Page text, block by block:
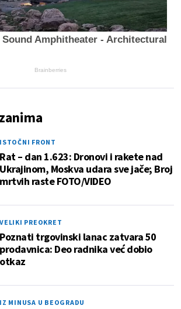
Sound Amphitheater - Architectural
Brainberries
ISTOČNI FRONT
Rat – dan 1.623: Dronovi i rakete nad
Ukrajinom, Moskva udara sve jače; Broj
mrtvih raste FOTO/VIDEO
VELIKI PREOKRET
Poznati trgovinski lanac zatvara 50
prodavnica: Deo radnika već dobio
otkaz
IZ MINUSA U BEOGRADU